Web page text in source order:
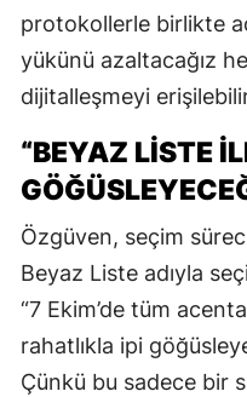
protokollerle birlikte
yükünü azaltacağız
dijitalleşmeyi
“BEYAZ LİSTE
Özgüven, seçim
Beyaz Liste adıyla
“7 Ekim’de tüm
rahatlıkla ipi
Çünkü bu sadece bir